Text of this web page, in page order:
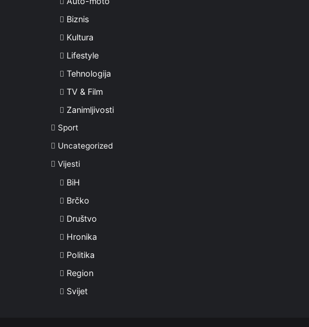
Biznis
Kultura
Lifestyle
Tehnologija
TV & Film
Zanimljivosti
Sport
Uncategorized
Vijesti
BiH
Brčko
Društvo
Hronika
Politika
Region
Svijet